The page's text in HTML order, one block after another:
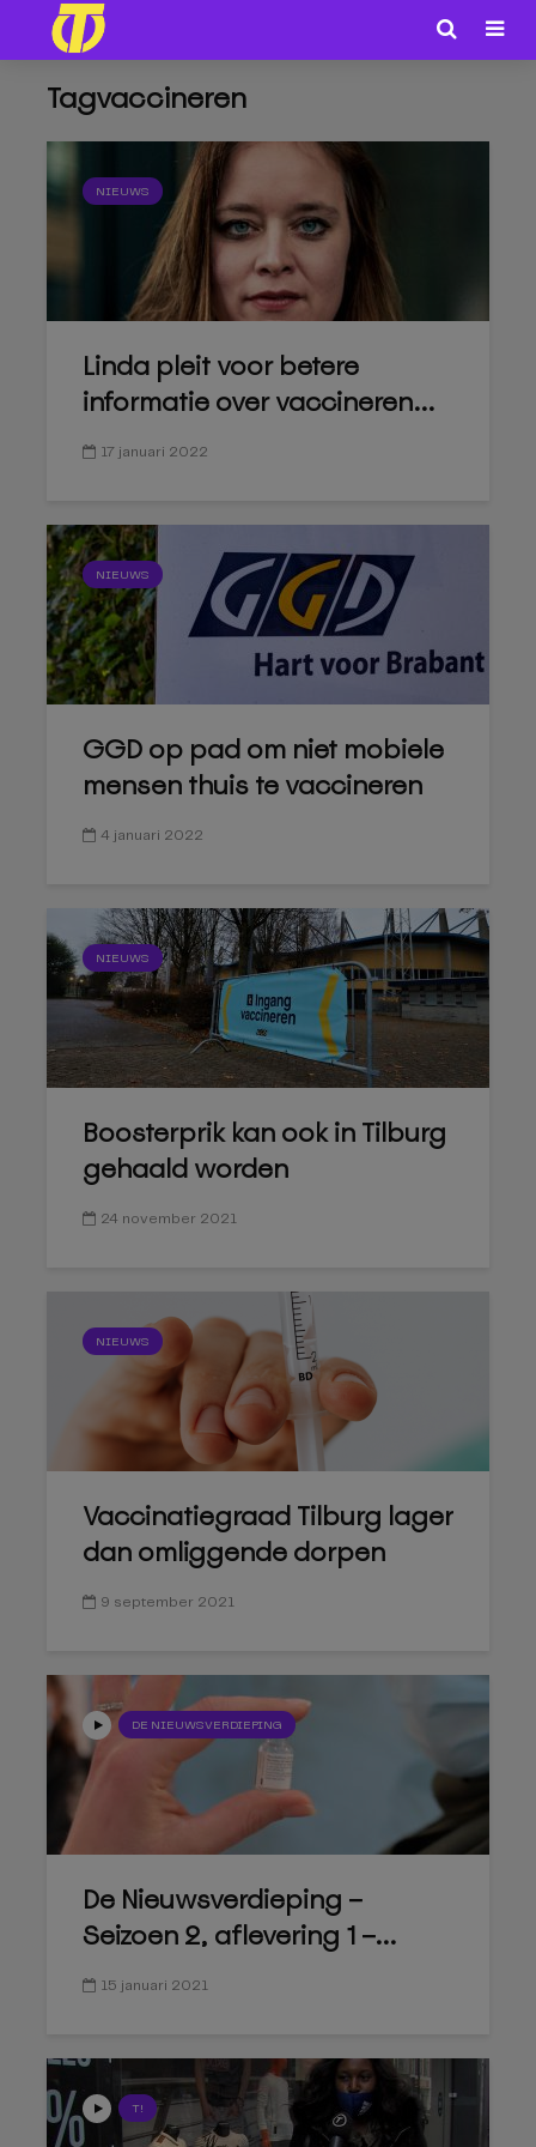
Tagvaccineren
NIEUWS
Linda pleit voor betere
informatie over vaccineren...
17 januari 2022
NIEUWS
GGD op pad om niet mobiele
mensen thuis te vaccineren
4 januari 2022
NIEUWS
Boosterprik kan ook in Tilburg
gehaald worden
24 november 2021
NIEUWS
Vaccinatiegraad Tilburg lager
dan omliggende dorpen
9 september 2021
DE NIEUWSVERDIEPING
De Nieuwsverdieping –
Seizoen 2, aflevering 1 –...
15 januari 2021
T!